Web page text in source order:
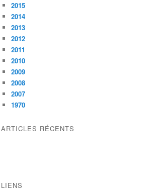
2015
2014
2013
2012
2011
2010
2009
2008
2007
1970
ARTICLES RÉCENTS
LIENS